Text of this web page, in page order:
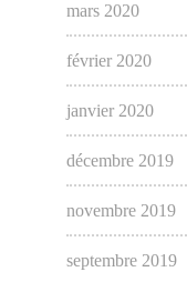
mars 2020
février 2020
janvier 2020
décembre 2019
novembre 2019
septembre 2019